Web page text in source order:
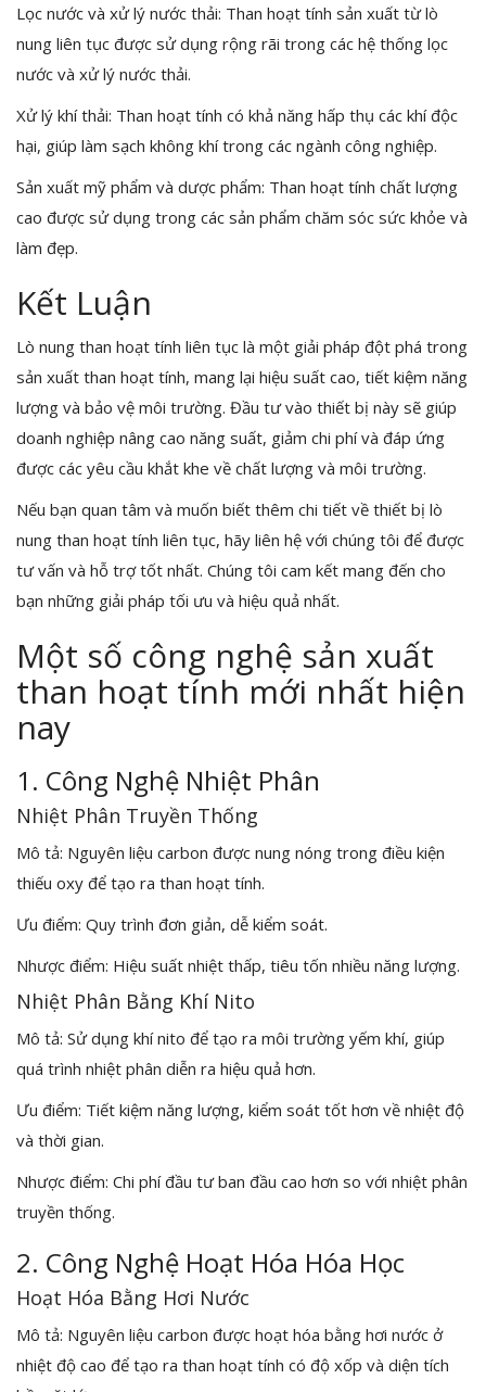
Lọc nước và xử lý nước thải: Than hoạt tính sản xuất từ lò
nung liên tục được sử dụng rộng rãi trong các hệ thống lọc
nước và xử lý nước thải.
Xử lý khí thải: Than hoạt tính có khả năng hấp thụ các khí độc
hại, giúp làm sạch không khí trong các ngành công nghiệp.
Sản xuất mỹ phẩm và dược phẩm: Than hoạt tính chất lượng
cao được sử dụng trong các sản phẩm chăm sóc sức khỏe và
làm đẹp.
Kết Luận
Lò nung than hoạt tính liên tục là một giải pháp đột phá trong
sản xuất than hoạt tính, mang lại hiệu suất cao, tiết kiệm năng
lượng và bảo vệ môi trường. Đầu tư vào thiết bị này sẽ giúp
doanh nghiệp nâng cao năng suất, giảm chi phí và đáp ứng
được các yêu cầu khắt khe về chất lượng và môi trường.
Nếu bạn quan tâm và muốn biết thêm chi tiết về thiết bị lò
nung than hoạt tính liên tục, hãy liên hệ với chúng tôi để được
tư vấn và hỗ trợ tốt nhất. Chúng tôi cam kết mang đến cho
bạn những giải pháp tối ưu và hiệu quả nhất.
Một số công nghệ sản xuất
than hoạt tính mới nhất hiện
nay
1. Công Nghệ Nhiệt Phân
Nhiệt Phân Truyền Thống
Mô tả: Nguyên liệu carbon được nung nóng trong điều kiện
thiếu oxy để tạo ra than hoạt tính.
Ưu điểm: Quy trình đơn giản, dễ kiểm soát.
Nhược điểm: Hiệu suất nhiệt thấp, tiêu tốn nhiều năng lượng.
Nhiệt Phân Bằng Khí Nito
Mô tả: Sử dụng khí nito để tạo ra môi trường yếm khí, giúp
quá trình nhiệt phân diễn ra hiệu quả hơn.
Ưu điểm: Tiết kiệm năng lượng, kiểm soát tốt hơn về nhiệt độ
và thời gian.
Nhược điểm: Chi phí đầu tư ban đầu cao hơn so với nhiệt phân
truyền thống.
2. Công Nghệ Hoạt Hóa Hóa Học
Hoạt Hóa Bằng Hơi Nước
Mô tả: Nguyên liệu carbon được hoạt hóa bằng hơi nước ở
nhiệt độ cao để tạo ra than hoạt tính có độ xốp và diện tích